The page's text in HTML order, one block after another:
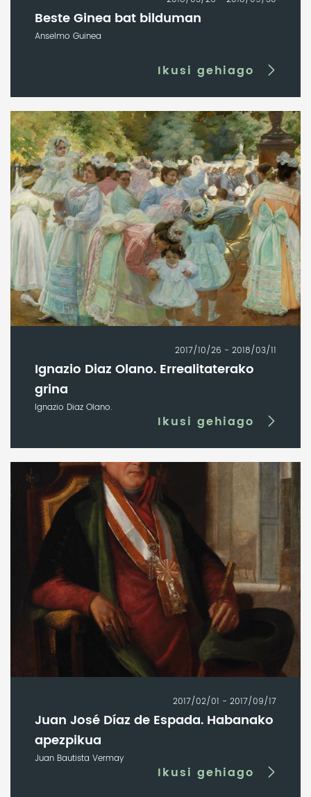
Beste Ginea bat bilduman
Anselmo Guinea
Ikusi gehiago
2017/10/26 - 2018/03/11
Ignazio Diaz Olano. Errealitaterako
grina
Ignazio Diaz Olano.
Ikusi gehiago
2017/02/01 - 2017/09/17
Juan José Díaz de Espada. Habanako
apezpikua
Juan Bautista Vermay
Ikusi gehiago